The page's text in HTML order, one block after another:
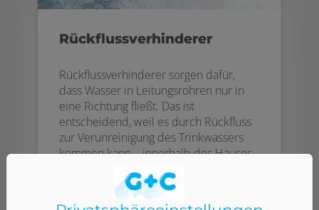
Rückflussverhinderer
Rückflussverhinderer sorgen dafür,
dass Wasser in Leitungsrohren nur in
eine Richtung fließt. Das ist
entscheidend, weil es durch Rückfluss
zur Verunreinigung des Trinkwassers
kommen kann – innerhalb des Hauses
und im öffentlichen Versorgungsnetz.